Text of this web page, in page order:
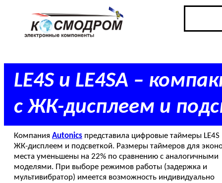
LE4S и LE4SA –
с ЖК-дисплеем и
Компания Autonics представила цифровые таймеры LE4S
ЖК-дисплеем и подсветкой. Размеры таймеров для
места уменьшены на 22% по сравнению с аналогичными
моделями. При выборе режимов работы (задержка и
мультивибратор) имеется возможность индивидуально